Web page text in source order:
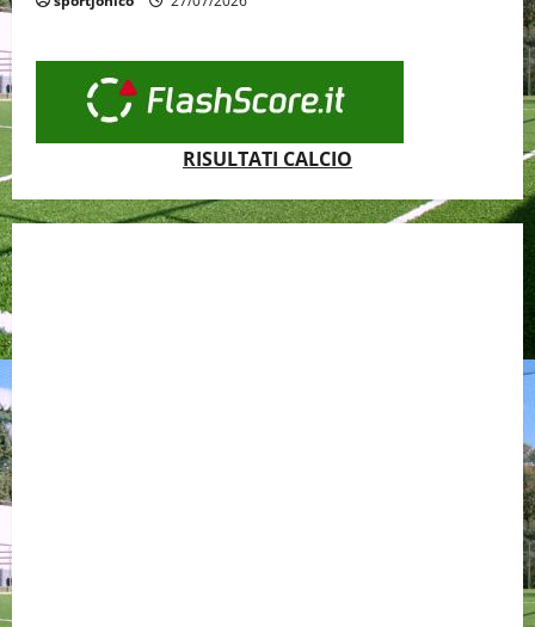
RISULTATI CALCIO